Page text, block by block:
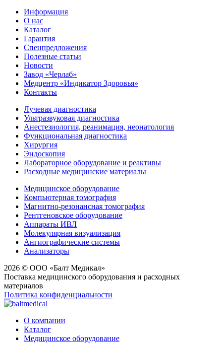
Информация
О нас
Каталог
Гарантия
Спецпредложения
Полезные статьи
Новости
Завод «Черлаб»
Медцентр «Индикатор Здоровья»
Контакты
Лучевая диагностика
Ультразвуковая диагностика
Анестезиология, реанимация, неонатология
Функциональная диагностика
Хирургия
Эндоскопия
Лабораторное оборудование и реактивы
Расходные медицинские материалы
Медицинское оборудование
Компьютерная томография
Магнитно-резонансная томография
Рентгеновское оборудование
Аппараты ИВЛ
Молекулярная визуализация
Ангиографические системы
Анализаторы
2026 © ООО «Балт Медикал»
Поставка медицинского оборудования и расходных
материалов
Политика конфиденциальности
О компании
Каталог
Медицинское оборудование